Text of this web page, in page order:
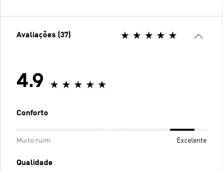
Avaliações (37)
4.9
Conforto
Muito ruim Excelente
Qualidade